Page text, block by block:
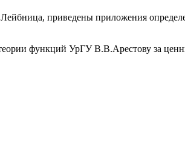
приведены приложения
функций УрГУ В.В.Арестову за